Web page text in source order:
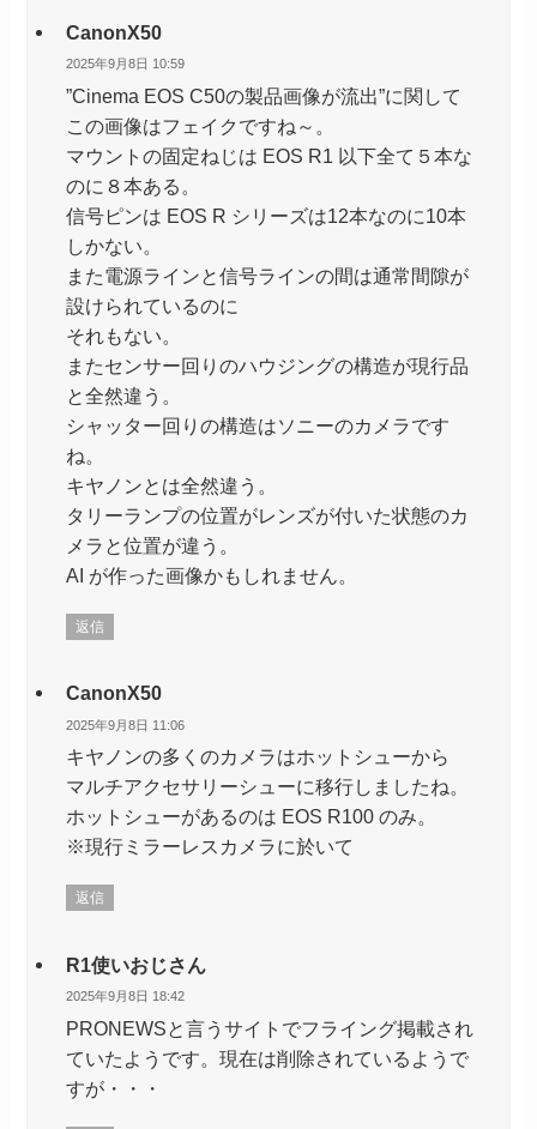
CanonX50
2025年9月8日 10:59
”Cinema EOS C50の製品画像が流出”に関して
この画像はフェイクですね～。
マウントの固定ねじは EOS R1 以下全て５本な
のに８本ある。
信号ピンは EOS R シリーズは12本なのに10本
しかない。
また電源ラインと信号ラインの間は通常間隙が
設けられているのに
それもない。
またセンサー回りのハウジングの構造が現行品
と全然違う。
シャッター回りの構造はソニーのカメラです
ね。
キヤノンとは全然違う。
タリーランプの位置がレンズが付いた状態のカ
メラと位置が違う。
AI が作った画像かもしれません。
返信
CanonX50
2025年9月8日 11:06
キヤノンの多くのカメラはホットシューから
マルチアクセサリーシューに移行しましたね。
ホットシューがあるのは EOS R100 のみ。
※現行ミラーレスカメラに於いて
返信
R1使いおじさん
2025年9月8日 18:42
PRONEWSと言うサイトでフライング掲載され
ていたようです。現在は削除されているようで
すが・・・